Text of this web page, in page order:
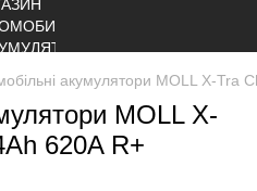
акумулятори MOLL X-Tra
MOLL X-
620A R+